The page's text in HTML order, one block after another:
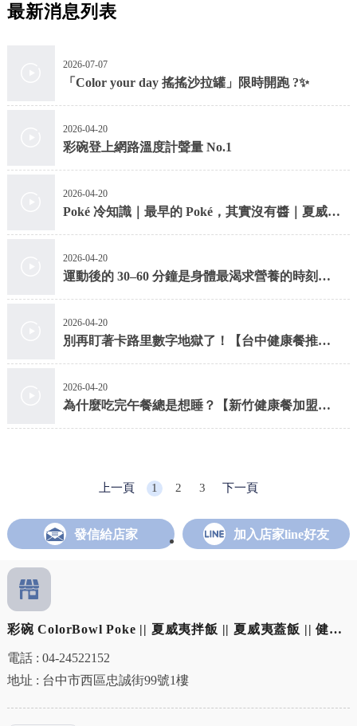
最新消息列表
2026-07-07
「Color your day 搖搖沙拉罐」限時開跑 ?✨
2026-04-20
彩碗登上網路溫度計聲量 No.1
2026-04-20
Poké 冷知識｜最早的 Poké，其實沒有醬｜夏威夷
2026-04-20
運動後的 30–60 分鐘是身體最渴求營養的時刻
2026-04-20
別再盯著卡路里數字地獄了！【台中健康餐推
2026-04-20
為什麼吃完午餐總是想睡？【新竹健康餐加盟】
上一頁 1 2 3 下一頁
發信給店家 加入店家line好友
彩碗 ColorBowl Poke || 夏威夷拌飯 || 夏威夷蓋飯 || 健康
餐加盟 || 夏威夷拌飯加盟 || 夏威夷蓋飯加盟
電話 : 04-24522152
地址 : 台中市西區忠誠街99號1樓